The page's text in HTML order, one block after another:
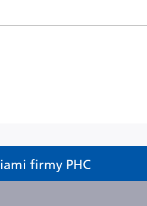
firmy PHC